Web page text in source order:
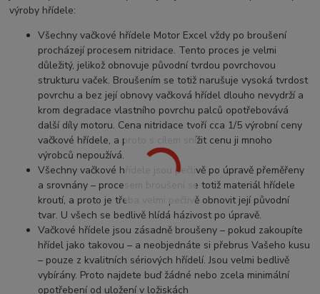
výroby hřídele:
Všechny vačkové hřídele Motor Excel vždy po broušení
procházejí procesem nitridace. Tento proces je velmi
důležitý, jelikož obnovuje původní tvrdou povrchovou
strukturu vaček. Broušením se totiž narušuje vysoká tvrdost
povrchu a bez její obnovy vačková hřídel dlouho nevydrží a
krom degradace vlastního povrchu palců opotřebovává
další díly motoru. Cena nitridace tvoří cca 1/5 výrobní ceny
vačkové hřídele, a proto s cílem snížit cenu ji mnoho
výrobců nepoužívá.
Všechny vačkové hřídele jsou pečlivě po úpravě přeměřeny
a srovnány – procesem broušení se totiž materiál hřídele
kroutí, a proto je třeba velmi pečlivě obnovit její původní
tvar. U všech se bedlivě hlídá házivost po úpravě.
Vačkové hřídele jsou zásadně broušeny – pokud zakoupíte
hřídel jako takovou – a neobjednáte si přebrus Vašeho kusu
– pouze z kvalitních sériových hřídelí. Jsou velmi bedlivě
vybírány. Proto najdete buď žádné nebo zcela minimální
opotřebení od uložení v ložiskách